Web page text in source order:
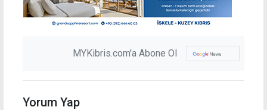
MYKibris.com'a Abone Ol
Yorum Yap